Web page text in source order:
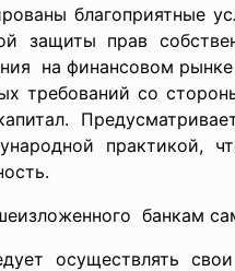
благоприятные
защиты прав
на финансовом
требований со
практикой,
банкам
осуществлять